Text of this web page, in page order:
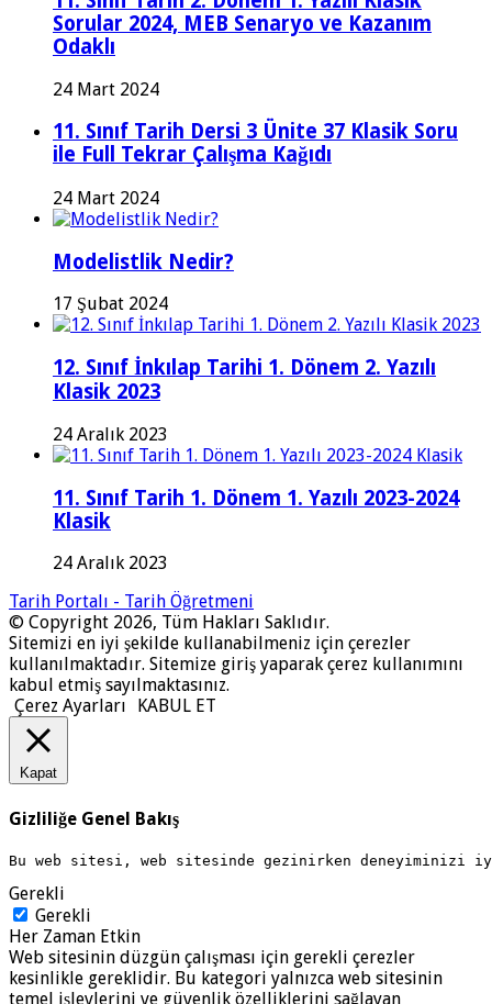
Sorular 2024, MEB Senaryo ve Kazanım
Odaklı
24 Mart 2024
11. Sınıf Tarih Dersi 3 Ünite 37 Klasik Soru
ile Full Tekrar Çalışma Kağıdı
24 Mart 2024
Modelistlik Nedir?
17 Şubat 2024
12. Sınıf İnkılap Tarihi 1. Dönem 2. Yazılı
Klasik 2023
24 Aralık 2023
11. Sınıf Tarih 1. Dönem 1. Yazılı 2023-2024
Klasik
24 Aralık 2023
Tarih Portalı - Tarih Öğretmeni
© Copyright 2026, Tüm Hakları Saklıdır.
Sitemizi en iyi şekilde kullanabilmeniz için çerezler
kullanılmaktadır. Sitemize giriş yaparak çerez kullanımını
kabul etmiş sayılmaktasınız.
Çerez Ayarları
KABUL ET
Kapat
Gizliliğe Genel Bakış
Bu web sitesi, web sitesinde gezinirken deneyiminizi
Gerekli
Gerekli
Her Zaman Etkin
Web sitesinin düzgün çalışması için gerekli çerezler
kesinlikle gereklidir. Bu kategori yalnızca web sitesinin
temel işlevlerini ve güvenlik özelliklerini sağlayan